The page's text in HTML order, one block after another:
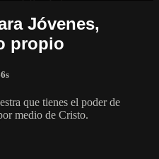
Jóvenes,
propio
que tienes el poder de
medio de Cristo.